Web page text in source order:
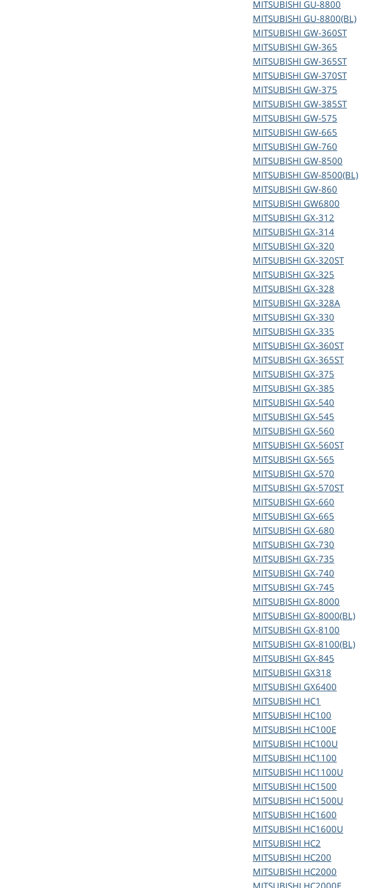
MITSUBISHI GU-8800
MITSUBISHI GU-8800(BL)
MITSUBISHI GW-360ST
MITSUBISHI GW-365
MITSUBISHI GW-365ST
MITSUBISHI GW-370ST
MITSUBISHI GW-375
MITSUBISHI GW-385ST
MITSUBISHI GW-575
MITSUBISHI GW-665
MITSUBISHI GW-760
MITSUBISHI GW-8500
MITSUBISHI GW-8500(BL)
MITSUBISHI GW-860
MITSUBISHI GW6800
MITSUBISHI GX-312
MITSUBISHI GX-314
MITSUBISHI GX-320
MITSUBISHI GX-320ST
MITSUBISHI GX-325
MITSUBISHI GX-328
MITSUBISHI GX-328A
MITSUBISHI GX-330
MITSUBISHI GX-335
MITSUBISHI GX-360ST
MITSUBISHI GX-365ST
MITSUBISHI GX-375
MITSUBISHI GX-385
MITSUBISHI GX-540
MITSUBISHI GX-545
MITSUBISHI GX-560
MITSUBISHI GX-560ST
MITSUBISHI GX-565
MITSUBISHI GX-570
MITSUBISHI GX-570ST
MITSUBISHI GX-660
MITSUBISHI GX-665
MITSUBISHI GX-680
MITSUBISHI GX-730
MITSUBISHI GX-735
MITSUBISHI GX-740
MITSUBISHI GX-745
MITSUBISHI GX-8000
MITSUBISHI GX-8000(BL)
MITSUBISHI GX-8100
MITSUBISHI GX-8100(BL)
MITSUBISHI GX-845
MITSUBISHI GX318
MITSUBISHI GX6400
MITSUBISHI HC1
MITSUBISHI HC100
MITSUBISHI HC100E
MITSUBISHI HC100U
MITSUBISHI HC1100
MITSUBISHI HC1100U
MITSUBISHI HC1500
MITSUBISHI HC1500U
MITSUBISHI HC1600
MITSUBISHI HC1600U
MITSUBISHI HC2
MITSUBISHI HC200
MITSUBISHI HC2000